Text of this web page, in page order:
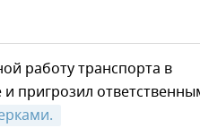
работу транспорта в
пригрозил